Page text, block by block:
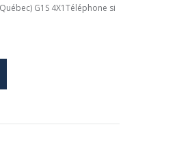
G1S 4X1Téléphone si